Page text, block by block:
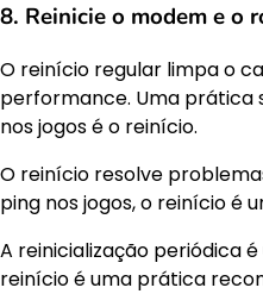
8. Reinicie o modem e o
O reinício regular limpa o
performance. Uma prática
nos jogos é o reinício.
O reinício resolve
ping nos jogos, o reinício é
A reinicialização periódica
reinício é uma prática